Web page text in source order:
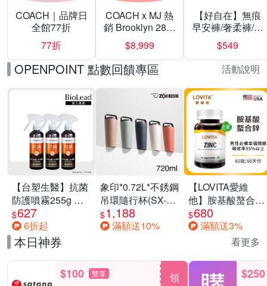
COACH｜品牌日
全館77折
77折
COACH x MJ 熱
銷 Brooklyn 28／
兩用／斜背包均
一價-多款可選
$8,999
【好自在】無痕
早安褲/奢柔褲/熊
抱安睡褲 超值組
任選一組 -生理
褲/衛生棉褲(無痕
褲18片、安睡褲
24片)
$549
OPENPOINT 點數回饋專區 活動說明
【台塑生醫】抗菌
防護噴霧255g 三
入組
$627
6折起
象印*0.72L*不銹鋼
吊環隨行杯(SX-
LA72H)
$1,188
滿額送10%
【LOVITA愛維
他】胺基酸螯合鋅
x2瓶30mg素食錠
(鋅錠)
$680
滿額送3%
本日神券 看更多
$100 雙享
領
$250